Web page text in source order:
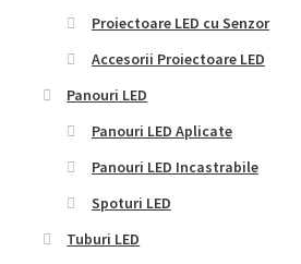
Proiectoare LED cu Senzor
Accesorii Proiectoare LED
Panouri LED
Panouri LED Aplicate
Panouri LED Incastrabile
Spoturi LED
Tuburi LED